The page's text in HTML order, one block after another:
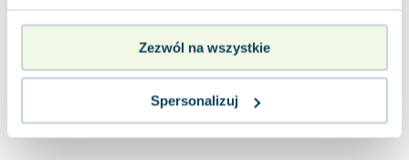
Zezwól na wszystkie
Spersonalizuj
Anna Prus (oprac.)
Nela Mała Reporterka
Agnieszka Maciąg
Terry Pratchett